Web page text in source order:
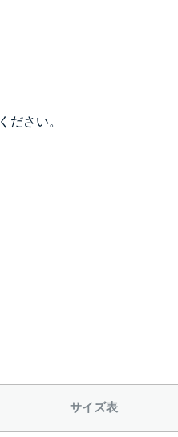
ください。
サイズ表